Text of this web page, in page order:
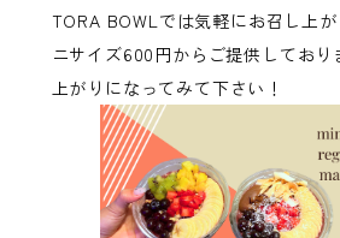
TORA BOWLでは気軽にお召し上
ニサイズ600円からご提供しており
上がりになってみて下さい！